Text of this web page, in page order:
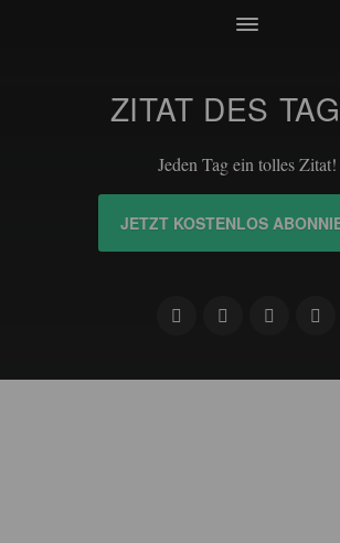
ZITAT DES
Jeden Tag ein tolles Zitat!
JETZT KOSTENLOS